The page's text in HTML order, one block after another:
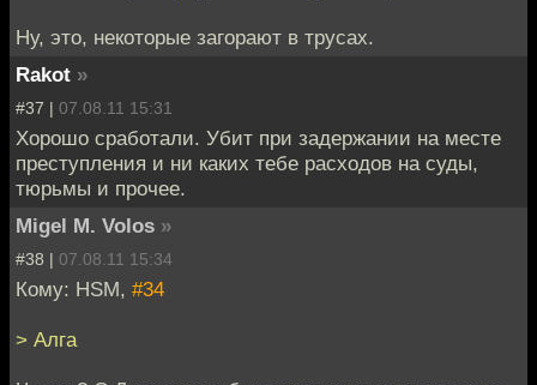
Ну, это, некоторые загорают в трусах.
Rakot »
#37 | 07.08.11 15:31
Хорошо сработали. Убит при задержании на месте
преступления и ни каких тебе расходов на суды,
тюрьмы и прочее.
Migel M. Volos »
#38 | 07.08.11 15:34
Кому: HSM, #34
> Алга